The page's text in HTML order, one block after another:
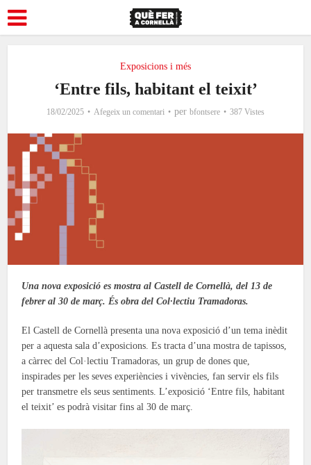
Exposicions i més
‘Entre fils, habitant el teixit’
18/02/2025 Afegeix un comentari per bfontsere 387 Vistes
Una nova exposició es mostra al Castell de Cornellà, del 13 de
febrer al 30 de març. És obra del Col·lectiu Tramadoras.
El Castell de Cornellà presenta una nova exposició d’un tema inèdit
per a aquesta sala d’exposicions. Es tracta d’una mostra de tapissos,
a càrrec del Col·lectiu Tramadoras, un grup de dones que,
inspirades per les seves experiències i vivències, fan servir els fils
per transmetre els seus sentiments. L’exposició ‘Entre fils, habitant
el teixit’ es podrà visitar fins al 30 de març.